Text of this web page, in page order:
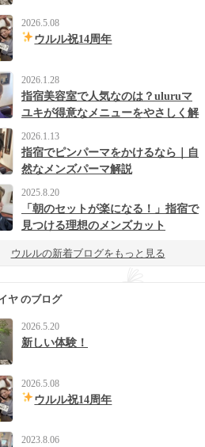
2026.5.08
ウルル祝14周年
2026.1.28
指宿美容室で人気なのは？uluruマ
ユキが得意なメニューをやさしく解
2026.1.13
指宿でピンパーマをかけるなら｜自
然なメンズパーマ解説
2025.8.20
「朝のセットが楽になる！」指宿で
見つける理想のメンズカット
ウルルの新着ブログをもっと見る
ヤ のブログ
2026.5.20
新しい体験！
2026.5.08
ウルル祝14周年
2023.8.06